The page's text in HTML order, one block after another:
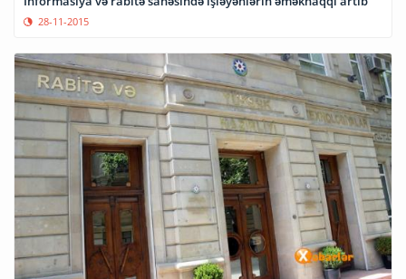
28-11-2015